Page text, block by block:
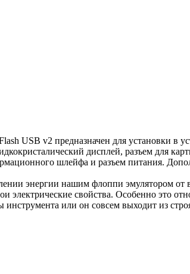
USB v2 предназначен для установки в
дисплей, разъем для
шлейфа и разъем питания.
энергии нашим флоппи эмулятором
электрические свойства. Особенно это
инструмента или он совсем выходит из